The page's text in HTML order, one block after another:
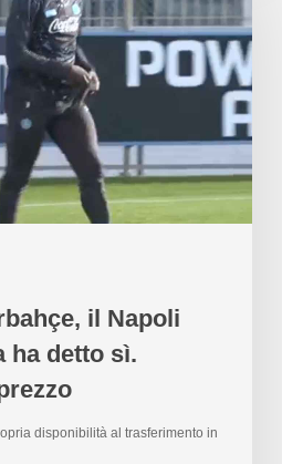
il Napoli
ha detto sì.
disponibilità al trasferimento in